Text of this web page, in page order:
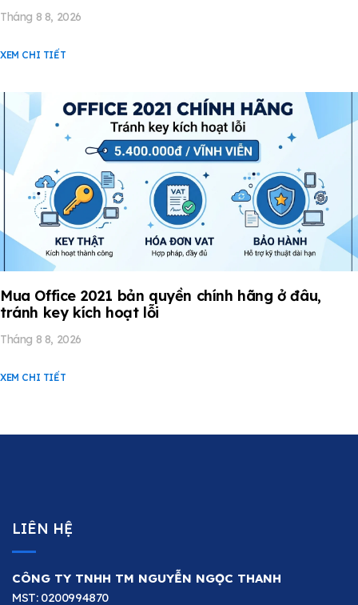
Tháng 8 8, 2026
XEM CHI TIẾT
Mua Office 2021 bản quyền chính hãng ở đâu,
tránh key kích hoạt lỗi
Tháng 8 8, 2026
XEM CHI TIẾT
LIÊN HỆ
CÔNG TY TNHH TM NGUYỄN NGỌC THANH
MST: 0200994870